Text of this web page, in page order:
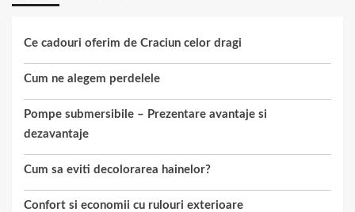
Ce cadouri oferim de Craciun celor dragi
Cum ne alegem perdelele
Pompe submersibile – Prezentare avantaje si
dezavantaje
Cum sa eviti decolorarea hainelor?
Confort si economii cu rulouri exterioare